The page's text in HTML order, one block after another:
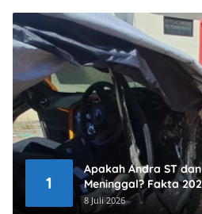
1
Apakah Andra ST
Meninggal? Fakta
8 Juli 2026